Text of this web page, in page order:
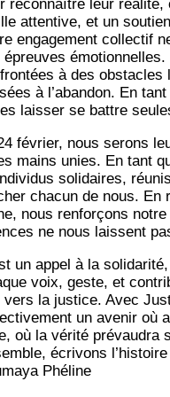
recon­naître leur
atten­tive, et un
enga­ge­ment col­lec­tif
épreuves
à des obs­tacles
à l’abandon. En
lais­ser se battre
février, nous serons
mains unies. En tant
soli­daires,
cha­cun de nous.
nous ren­for­çons
ne nous laissent
un appel à la
voix, geste, et
vers la jus­tice. Avec
un ave­nir où
où la véri­té pré­vau­dra
écri­vons
Phéline